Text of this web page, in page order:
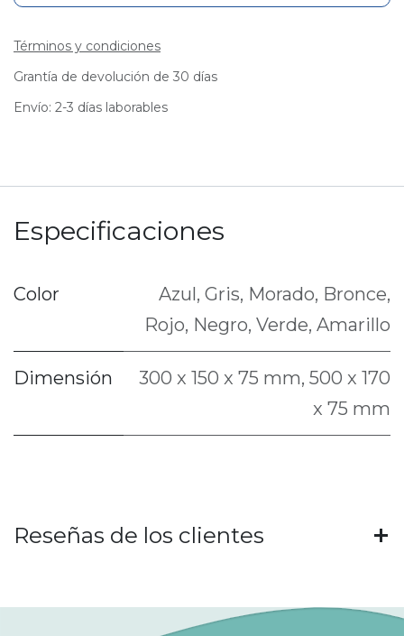
Términos y condiciones
Grantía de devolución de 30 días
Envío: 2-3 días laborables
Especificaciones
Color Azul, Gris, Morado, Bronce,
Rojo, Negro, Verde, Amarillo
Dimensión 300 x 150 x 75 mm, 500 x 170
x 75 mm
Reseñas de los clientes